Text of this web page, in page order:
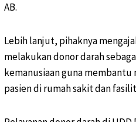
AB.
Lebih lanjut, pihaknya
melakukan donor darah
kemanusiaan guna
pasien di rumah sakit dan